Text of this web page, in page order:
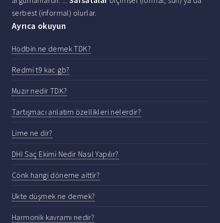
serbest (informal) olurlar.
Ayrıca okuyun
Hodbin ne demek TDK?
Redmi t9 kac gb?
Muzır nedir TDK?
Tartışmacı anlatım özellikleri nelerdir?
Lime ne dir?
DHI Saç Ekimi Nedir Nasıl Yapılır?
Cönk hangi döneme aittir?
Ukte düşmek ne demek?
Harmonik kavramı nedir?